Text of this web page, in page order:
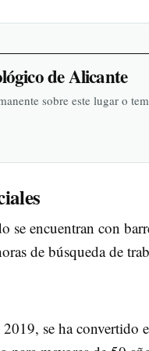
de Alicante
sobre este lugar o
se encuentran con
de búsqueda de
se ha convertido